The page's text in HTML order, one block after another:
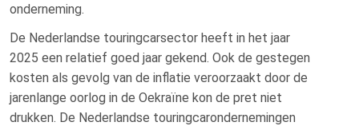
onderneming.
De Nederlandse touringcarsector heeft in het jaar
2025 een relatief goed jaar gekend. Ook de gestegen
kosten als gevolg van de inflatie veroorzaakt door de
jarenlange oorlog in de Oekraïne kon de pret niet
drukken. De Nederlandse touringcarondernemingen